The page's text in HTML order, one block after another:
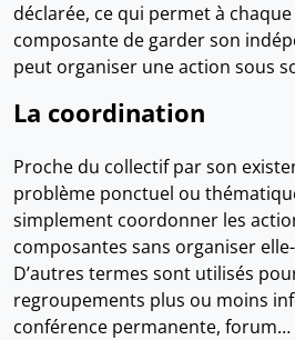
déclarée, ce qui permet à
composante de garder son
peut organiser une action sous
La coordination
Proche du collectif par son
problème ponctuel ou
simplement coordonner les
composantes sans organiser
D’autres termes sont utilisés
regroupements plus ou moins
conférence permanente, forum…